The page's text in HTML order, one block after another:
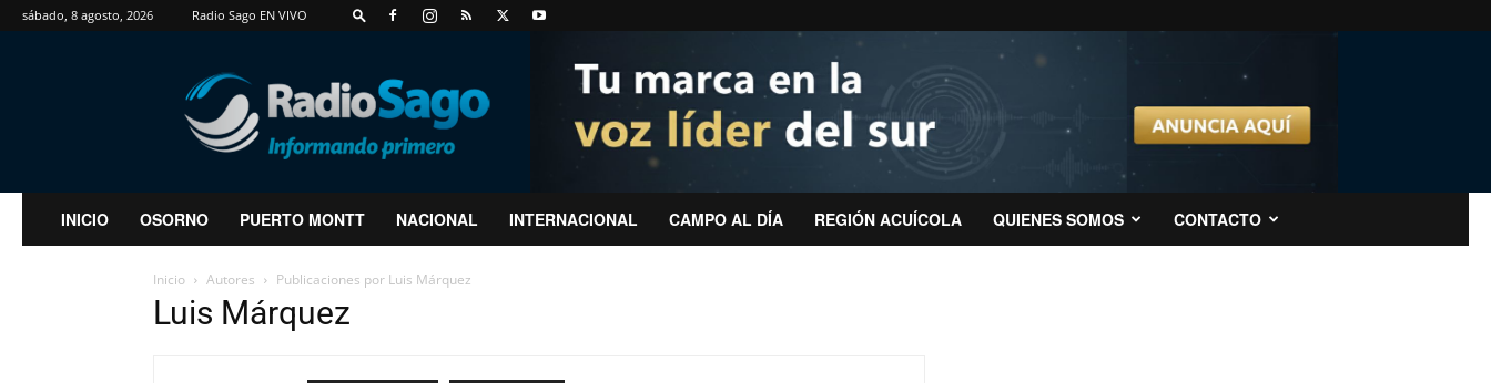
sábado, 8 agosto, 2026 Radio Sago EN VIVO
RadioSago
INICIO OSORNO PUERTO MONTT NACIONAL INTERNACIONAL CAMPO AL DÍA REGIÓN ACUÍCOLA QUIENES SOMOS CONTACTO
Inicio Autores Publicaciones por Luis Márquez
Luis Márquez